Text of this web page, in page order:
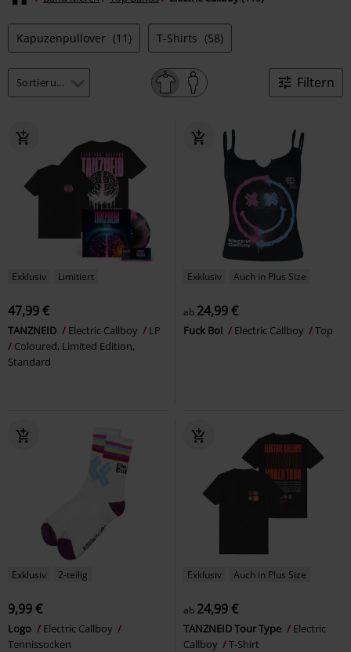
Kapuzenpullover (11) T-Shirts (58)
Filtern
Exklusiv Limitiert
47,99 €
TANZNEID Electric Callboy
LP
Coloured, Limited Edition,
Standard
Exklusiv Auch in Plus Size
ab 24,99 €
Fuck Boi Electric Callboy Top
Exklusiv 2-teilig
9,99 €
Logo
Electric Callboy
Tennissocken
Exklusiv Auch in Plus Size
ab 24,99 €
TANZNEID Tour Type
Electric
Callboy
T-Shirt